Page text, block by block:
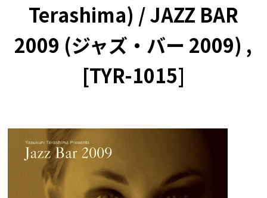
Terashima) / JAZZ BAR
2009 (ジャズ・バー 2009) ,
[TYR-1015]